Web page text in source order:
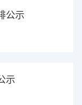
公示
示